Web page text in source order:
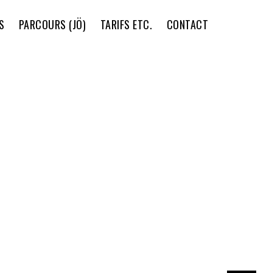
PARCOURS (JÖ) TARIFS ETC. CONTACT